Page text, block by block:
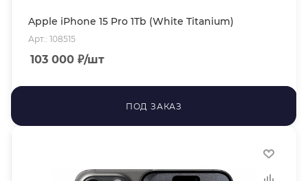
Apple iPhone 15 Pro 1Tb (White Titanium)
Арт.: 108515
103 000 ₽/шт
ПОД ЗАКАЗ